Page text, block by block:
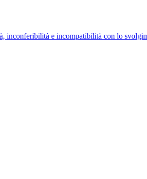
inconferibilità e incompatibilità con lo